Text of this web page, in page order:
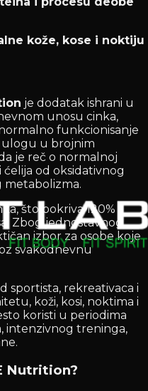
kože, kose i noktiju
je dodatak ishrani u
unosu cinka,
funkcionisanje
ulogu u brojnim
je reč o normalnoj
od oksidativnog
metabolizma.
što pokriva 120%
Zbog jednostavnog
izbor za osobe koje
svakodnevnu
sportista, rekreativaca i
koži, kosi, noktima i
koristi u periodima
intenzivnog treninga,
Nutrition?